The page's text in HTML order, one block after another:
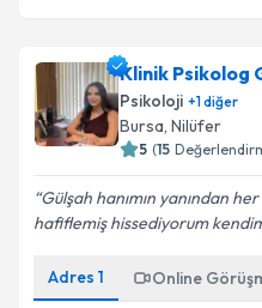
Klinik Psikolog
Psikoloji +1diğer
Bursa, Nilüfer
5 (15
Gülşah hanımın yanından
hafiflemiş hissediyorum
Adres 1 Online